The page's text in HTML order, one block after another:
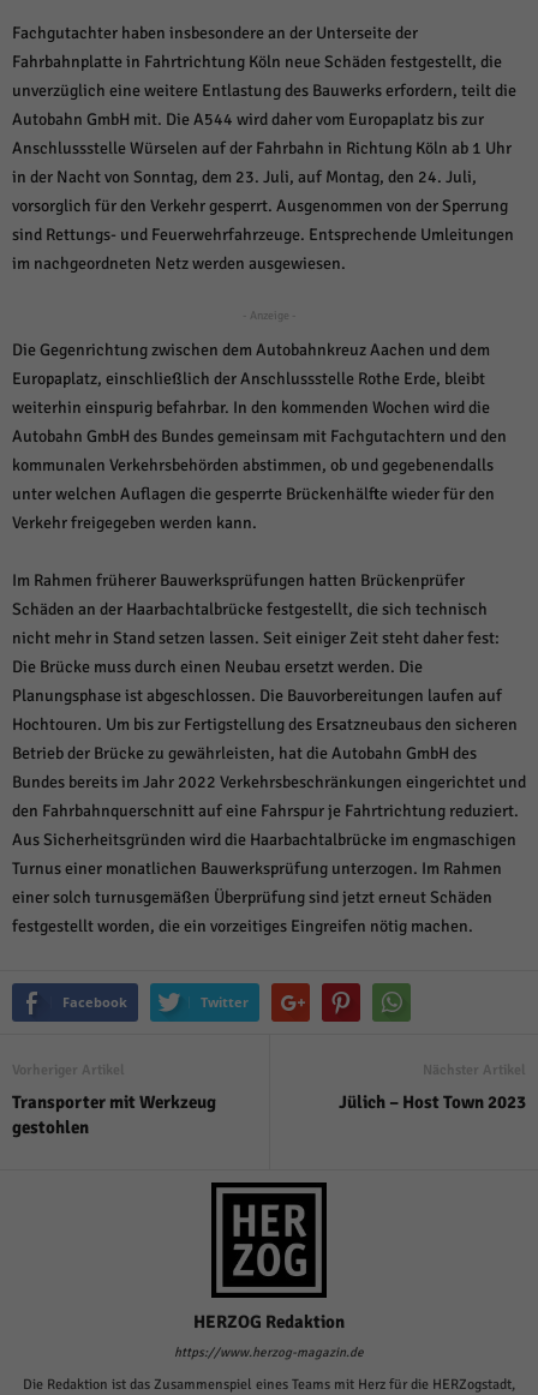
Fachgutachter haben insbesondere an der Unterseite der
Fahrbahnplatte in Fahrtrichtung Köln neue Schäden festgestellt, die
unverzüglich eine weitere Entlastung des Bauwerks erfordern, teilt die
Autobahn GmbH mit. Die A544 wird daher vom Europaplatz bis zur
Anschlussstelle Würselen auf der Fahrbahn in Richtung Köln ab 1 Uhr
in der Nacht von Sonntag, dem 23. Juli, auf Montag, den 24. Juli,
vorsorglich für den Verkehr gesperrt. Ausgenommen von der Sperrung
sind Rettungs- und Feuerwehrfahrzeuge. Entsprechende Umleitungen
im nachgeordneten Netz werden ausgewiesen.
- Anzeige -
Die Gegenrichtung zwischen dem Autobahnkreuz Aachen und dem
Europaplatz, einschließlich der Anschlussstelle Rothe Erde, bleibt
weiterhin einspurig befahrbar. In den kommenden Wochen wird die
Autobahn GmbH des Bundes gemeinsam mit Fachgutachtern und den
kommunalen Verkehrsbehörden abstimmen, ob und gegebenendalls
unter welchen Auflagen die gesperrte Brückenhälfte wieder für den
Verkehr freigegeben werden kann.
Im Rahmen früherer Bauwerksprüfungen hatten Brückenprüfer
Schäden an der Haarbachtalbrücke festgestellt, die sich technisch
nicht mehr in Stand setzen lassen. Seit einiger Zeit steht daher fest:
Die Brücke muss durch einen Neubau ersetzt werden. Die
Planungsphase ist abgeschlossen. Die Bauvorbereitungen laufen auf
Hochtouren. Um bis zur Fertigstellung des Ersatzneubaus den sicheren
Betrieb der Brücke zu gewährleisten, hat die Autobahn GmbH des
Bundes bereits im Jahr 2022 Verkehrsbeschränkungen eingerichtet und
den Fahrbahnquerschnitt auf eine Fahrspur je Fahrtrichtung reduziert.
Aus Sicherheitsgründen wird die Haarbachtalbrücke im engmaschigen
Turnus einer monatlichen Bauwerksprüfung unterzogen. Im Rahmen
einer solch turnusgemäßen Überprüfung sind jetzt erneut Schäden
festgestellt worden, die ein vorzeitiges Eingreifen nötig machen.
Facebook Twitter
Vorheriger Artikel
Transporter mit Werkzeug
gestohlen
Nächster Artikel
Jülich – Host Town 2023
HERZOG Redaktion
https://www.herzog-magazin.de
Die Redaktion ist das Zusammenspiel eines Teams mit Herz für die HERZogstadt,
Cookie-Informationen anzeigen
Externe Medien (6)
Inhalte von Videoplattformen und Social-Media-Plattformen werden
standardmäßig blockiert. Wenn Cookies von externen Medien akzeptiert
werden, bedarf der Zugriff auf diese Inhalte keiner manuellen Einwilligung
mehr.
Cookie-Informationen anzeigen
powered by Borlabs Cookie